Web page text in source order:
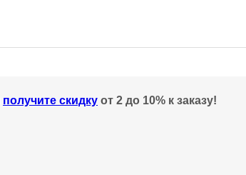
получите скидку от 2 до 10% к заказу!